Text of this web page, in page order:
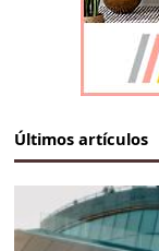
Últimos artículos